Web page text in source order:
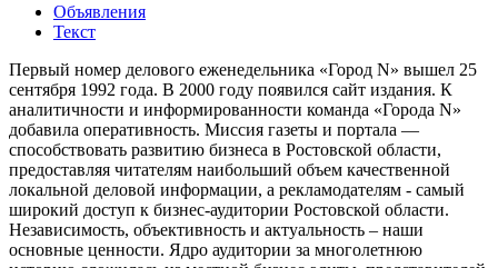
Объявления
Текст
Первый номер делового еженедельника «Город N» вышел 25
сентября 1992 года. В 2000 году появился сайт издания. К
аналитичности и информированности команда «Города N»
добавила оперативность. Миссия газеты и портала —
способствовать развитию бизнеса в Ростовской области,
предоставляя читателям наибольший объем качественной
локальной деловой информации, а рекламодателям - самый
широкий доступ к бизнес-аудитории Ростовской области.
Независимость, объективность и актуальность – наши
основные ценности. Ядро аудитории за многолетнюю